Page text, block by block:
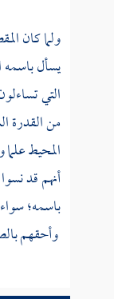
ولما كان
يسأل باسمه
التي
من القدرة
المحيط
أنهم قد
باسمه؛
وأحقهم